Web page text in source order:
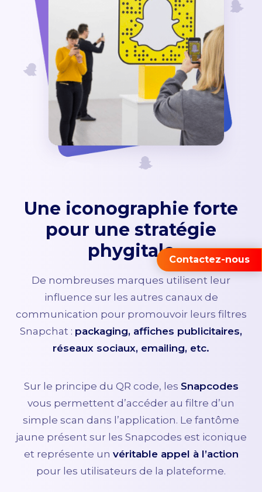
Une iconographie forte
pour une stratégie
phygitale
De nombreuses marques utilisent leur
influence sur les autres canaux de
communication pour promouvoir leurs filtres
Snapchat : packaging, affiches publicitaires,
réseaux sociaux, emailing, etc.
Sur le principe du QR code, les Snapcodes
vous permettent d’accéder au filtre d’un
simple scan dans l’application. Le fantôme
jaune présent sur les Snapcodes est iconique
et représente un véritable appel à l’action
pour les utilisateurs de la plateforme.
Contactez-nous